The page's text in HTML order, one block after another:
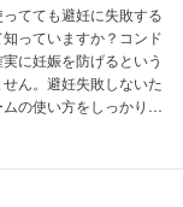
てても避妊に失敗する
っていますか？コンド
に妊娠を防げるという
ん。避妊失敗しないた
の使い方をしっかりと